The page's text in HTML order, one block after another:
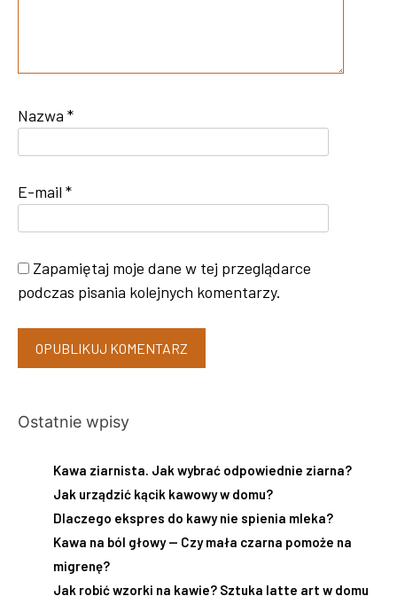
Nazwa *
E-mail *
Zapamiętaj moje dane w tej przeglądarce
podczas pisania kolejnych komentarzy.
Ostatnie wpisy
Kawa ziarnista. Jak wybrać odpowiednie ziarna?
Jak urządzić kącik kawowy w domu?
Dlaczego ekspres do kawy nie spienia mleka?
Kawa na ból głowy — Czy mała czarna pomoże na
migrenę?
Jak robić wzorki na kawie? Sztuka latte art w domu